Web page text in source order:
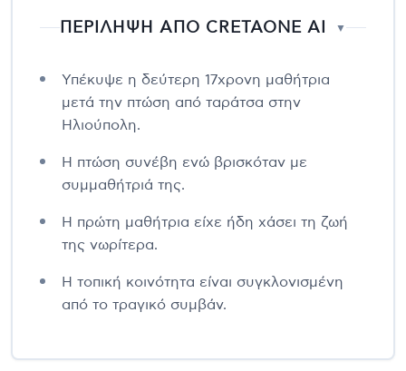
ΠΕΡΙΛΗΨΗ ΑΠΟ CRETAONE AI ▼
Υπέκυψε η δεύτερη 17χρονη μαθήτρια
μετά την πτώση από ταράτσα στην
Ηλιούπολη.
Η πτώση συνέβη ενώ βρισκόταν με
συμμαθήτριά της.
Η πρώτη μαθήτρια είχε ήδη χάσει τη ζωή
της νωρίτερα.
Η τοπική κοινότητα είναι συγκλονισμένη
από το τραγικό συμβάν.